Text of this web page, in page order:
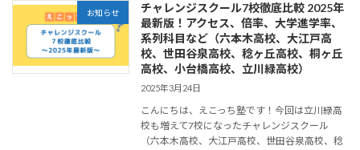
お知らせ
チャレンジスクール7校徹底比較 2025年
最新版！アクセス、倍率、大学進学率、
系列科目など（六本木高校、大江戸高
校、世田谷泉高校、稔ヶ丘高校、桐ヶ丘
高校、小台橋高校、立川緑高校）
2025年3月24日
こんにちは、えこっち塾です！今回は立川緑高
校も増えて7校になったチャレンジスクール
（六本木高校、大江戸高校、世田谷泉高校、稔